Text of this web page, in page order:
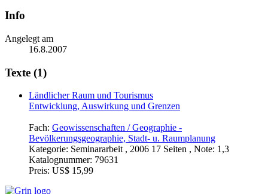
Info
Angelegt am
16.8.2007
Texte (1)
Ländlicher Raum und Tourismus
Entwicklung, Auswirkung und Grenzen
Fach: Geowissenschaften / Geographie -
Bevölkerungsgeographie, Stadt- u. Raumplanung
Kategorie: Seminararbeit , 2006 17 Seiten , Note: 1,3
Katalognummer: 79631
Preis: US$ 15,99